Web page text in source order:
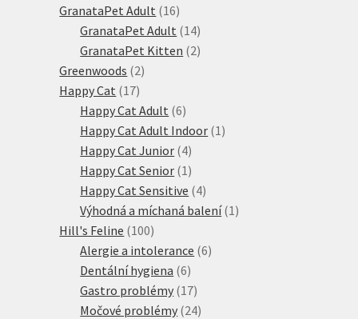
produktů
GranataPet Adult 1616
produktů
GranataPet Adult 1414
produktů
GranataPet Kitten 22
Greenwoods 22
Happy Cat 1717
produktů
Happy Cat Adult 66
produktů
Happy Cat Adult Indoor 1 1
Happy Cat Junior 44
produkty
Happy Cat Senior 1 1
produkt
Happy Cat Sensitive 44
produkty
Výhodná a míchaná balení 1 1
Hill's Feline 100100
produktů
Alergie a intolerance 66
Dentální hygiena 66
produktů
Gastro problémy 1717
produktů
Močové problémy 2424